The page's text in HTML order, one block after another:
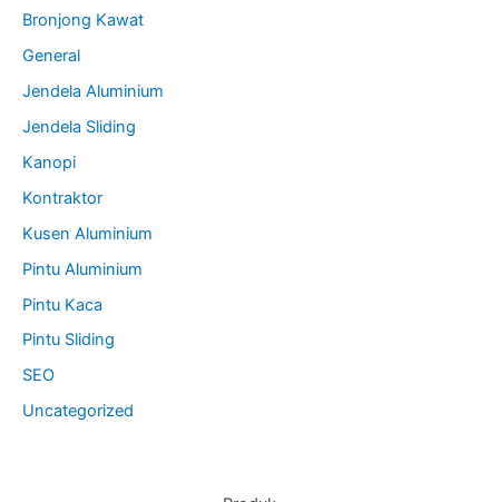
Bronjong Kawat
General
Jendela Aluminium
Jendela Sliding
Kanopi
Kontraktor
Kusen Aluminium
Pintu Aluminium
Pintu Kaca
Pintu Sliding
SEO
Uncategorized